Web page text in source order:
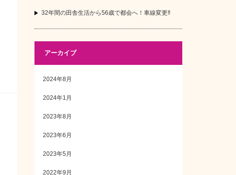
32年間の田舎生活から56歳で都会へ！車線変更‼
アーカイブ
2024年8月
2024年1月
2023年8月
2023年6月
2023年5月
2022年9月